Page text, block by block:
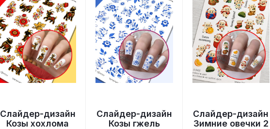
Слайдер-дизайн
Козы хохлома
Слайдер-дизайн
Козы гжель
Слайдер-дизайн
Зимние овечки 2